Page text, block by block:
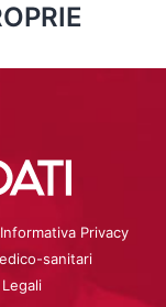
Informativa Privacy
sanitari